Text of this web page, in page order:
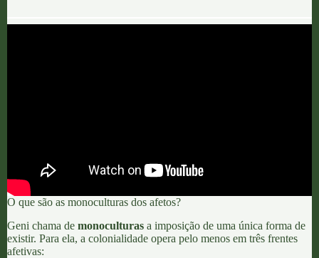
O que são as monoculturas dos afetos?
Geni chama de monoculturas a imposição de uma única forma de
existir. Para ela, a colonialidade opera pelo menos em três frentes
afetivas: